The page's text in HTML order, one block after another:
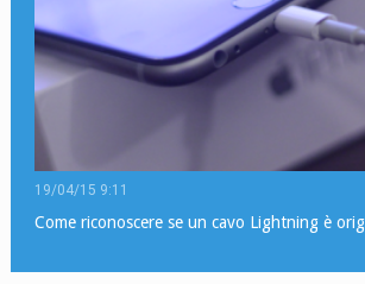
19/04/15 9:11
Come riconoscere se un cavo Lightning è